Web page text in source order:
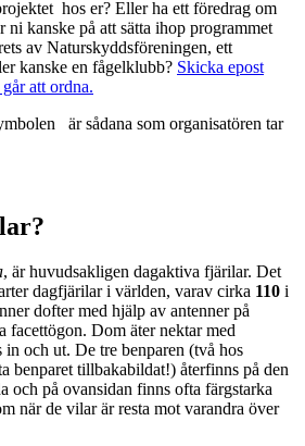
hos er? Eller ha ett föredrag om
kanske på att sätta ihop programmet
av Naturskyddsföreningen, ett
kanske en fågelklubb? Skicka epost
att ordna.
är sådana som organisatören tar
, är huvudsakligen dagaktiva fjärilar. Det
dagfjärilar i världen, varav cirka 110 i
dofter med hjälp av antenner på
facettögon. Dom äter nektar med
in och ut. De tre benparen (två hos
benparet tillbakabildat!) återfinns på den
och på ovansidan finns ofta färgstarka
när de vilar är resta mot varandra över